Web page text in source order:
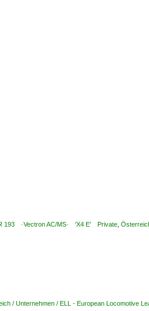
193 ·Vectron AC/MS· 'X4 E' Private
/ Unternehmen / ELL - European Locomotive